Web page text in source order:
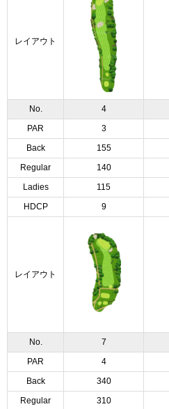
レイアウト
No. 4
PAR 3
Back 155
Regular 140
Ladies 115
HDCP 9
レイアウト
No. 7
PAR 4
Back 340
Regular 310